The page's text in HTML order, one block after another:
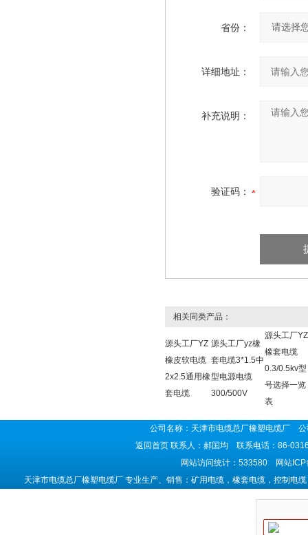
省份：
详细地址：
补充说明：
验证码：
相关同类产品：
源头工厂YZ
橡皮软电缆
2x2.5通用橡
套电缆
源头工厂yz橡
套电缆3*1.5中
型电源电缆
300/500V
源头工厂YZ
橡套电缆
0.3/0.5kv型
号选择一览
表
公司名称：天津市电缆总厂橡塑电缆厂
返回首页联系人：郝国均 联系电话：86-
网站访问统计：533580 网站ICP
天津市电缆总厂橡塑电缆厂 专业生产、销售：矿用电缆，橡套电缆，控制电